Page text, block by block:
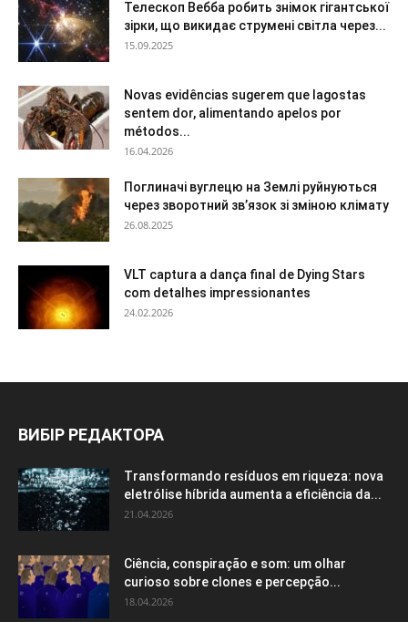
Телескоп Вебба робить знімок гігантської
зірки, що викидає струмені світла через...
15.09.2025
Novas evidências sugerem que lagostas
sentem dor, alimentando apelos por
métodos...
16.04.2026
Поглиначі вуглецю на Землі руйнуються
через зворотний зв’язок зі зміною клімату
26.08.2025
VLT captura a dança final de Dying Stars
com detalhes impressionantes
24.02.2026
ВИБІР РЕДАКТОРА
Transformando resíduos em riqueza: nova
eletrólise híbrida aumenta a eficiência da...
21.04.2026
Ciência, conspiração e som: um olhar
curioso sobre clones e percepção...
18.04.2026